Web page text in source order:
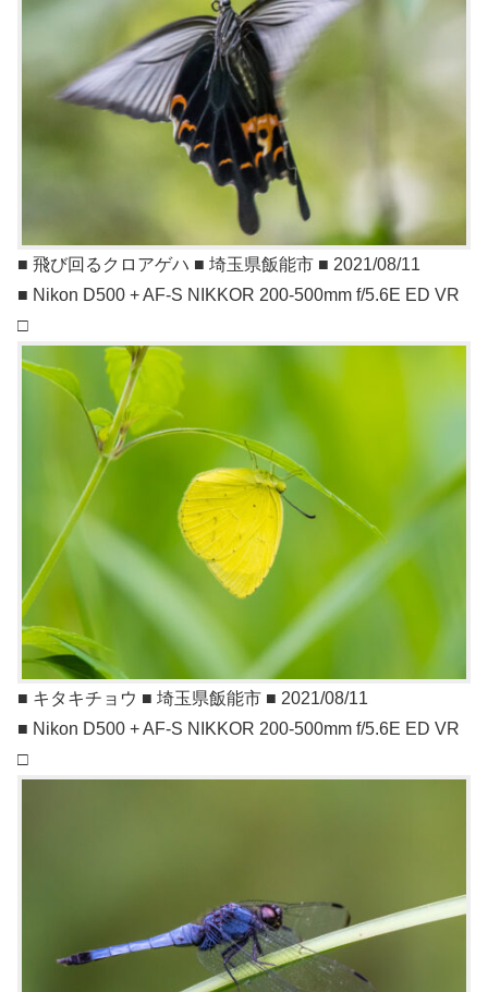
■ 飛び回るクロアゲハ ■ 埼玉県飯能市 ■ 2021/08/11
■ Nikon D500 + AF-S NIKKOR 200-500mm f/5.6E ED VR
□
■ キタキチョウ ■ 埼玉県飯能市 ■ 2021/08/11
■ Nikon D500 + AF-S NIKKOR 200-500mm f/5.6E ED VR
□